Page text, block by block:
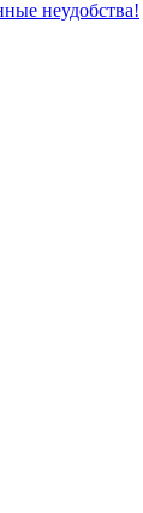
неудобства!